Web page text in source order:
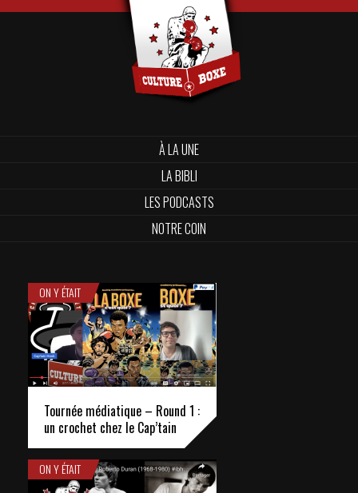
À LA UNE
LA BIBLI
LES PODCASTS
NOTRE COIN
ON Y ÉTAIT
Tournée médiatique – Round 1 :
un crochet chez le Cap’tain
ON Y ÉTAIT